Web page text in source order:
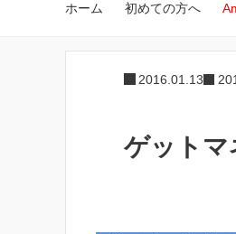
ホーム 初めての方へ
2016.01.13
ゲットマ